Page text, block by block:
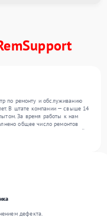
по ремонту и обслуживанию
В штате компании — свыше 14
За время работы к нам
общее число ремонтов
более 300 обращений,
и предлагаем стабильный
дефекта.